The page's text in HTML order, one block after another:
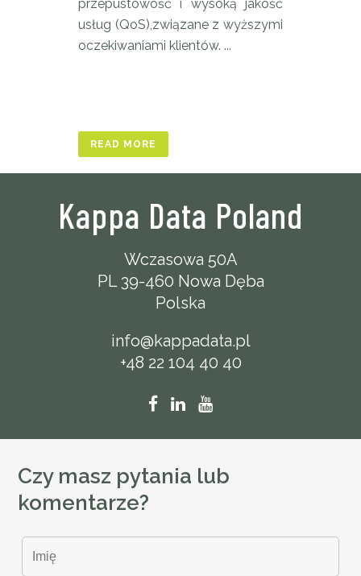
READ MORE
przepustowość i wysoką jakość
usług (QoS),związane z wyższymi
oczekiwaniami klientów. ...
READ MORE
Kappa Data Poland
Wczasowa 50A
PL 39-460 Nowa Dęba
Polska
info@kappadata.pl
+48 22 104 40 40
Czy masz pytania lub
komentarze?